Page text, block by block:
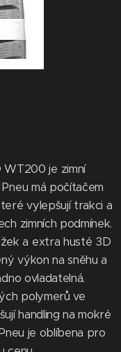
WT200 je zimní
má počítačem
vylepšují trakci a
zimních podmínek.
a extra husté 3D
výkon na sněhu a
ovladatelná.
polymerů ve
handling na mokré
je oblíbena pro